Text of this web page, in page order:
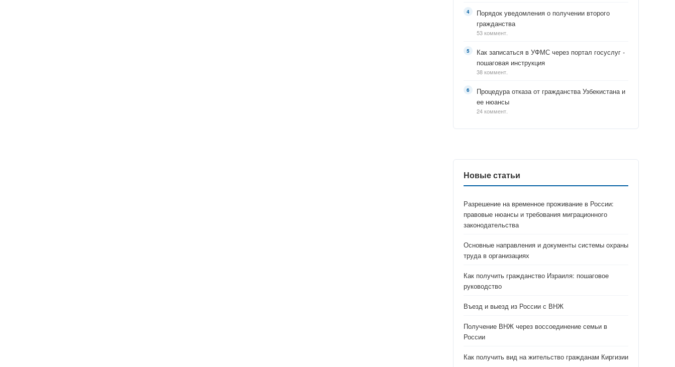
Порядок уведомления о получении второго
гражданства
53 коммент.
Как записаться в УФМС через портал госуслуг -
пошаговая инструкция
38 коммент.
Процедура отказа от гражданства Узбекистана и
ее нюансы
24 коммент.
Новые статьи
Разрешение на временное проживание в России:
правовые нюансы и требования миграционного
законодательства
Основные направления и документы системы охраны
труда в организациях
Как получить гражданство Израиля: пошаговое
руководство
Въезд и выезд из России с ВНЖ
Получение ВНЖ через воссоединение семьи в
России
Как получить вид на жительство гражданам Киргизии